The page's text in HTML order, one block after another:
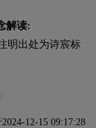
解读:
明出处为诗宸标
12-15 09:17:28